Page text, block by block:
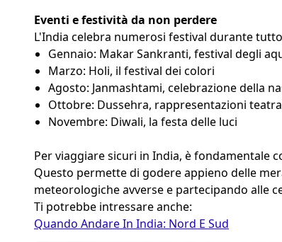
Eventi e festività da non perdere
L'India celebra numerosi festival durante
Gennaio: Makar Sankranti, festival degli
Marzo: Holi, il festival dei colori
Agosto: Janmashtami, celebrazione della
Ottobre: Dussehra, rappresentazioni
Novembre: Diwali, la festa delle luci
Per viaggiare sicuri in India, è fondamentale
Questo permette di godere appieno delle
meteorologiche avverse e partecipando alle
Ti potrebbe intressare anche:
Quando Andare In India: Nord E Sud